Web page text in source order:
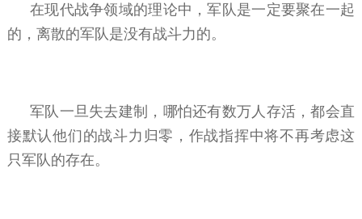
在现代战争领域的理论中，军队是一定要聚在一起
的，离散的军队是没有战斗力的。
军队一旦失去建制，哪怕还有数万人存活，都会直
接默认他们的战斗力归零，作战指挥中将不再考虑这
只军队的存在。